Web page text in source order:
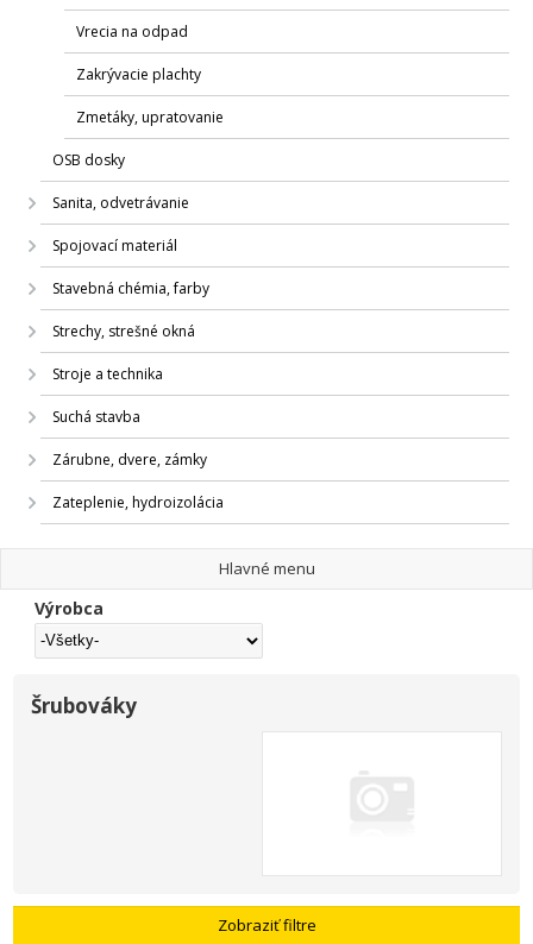
Vrecia na odpad
Zakrývacie plachty
Zmetáky, upratovanie
OSB dosky
Sanita, odvetrávanie
Spojovací materiál
Stavebná chémia, farby
Strechy, strešné okná
Stroje a technika
Suchá stavba
Zárubne, dvere, zámky
Zateplenie, hydroizolácia
Hlavné menu
Výrobca
Šrubováky
Zobraziť filtre